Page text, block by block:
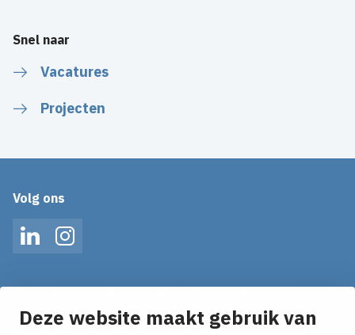
Deze website maakt gebruik van
Snel naar
Vacatures
Projecten
Volg ons
LinkedInInstagram
Ontvang onze nieuws alerts in je mailbox!